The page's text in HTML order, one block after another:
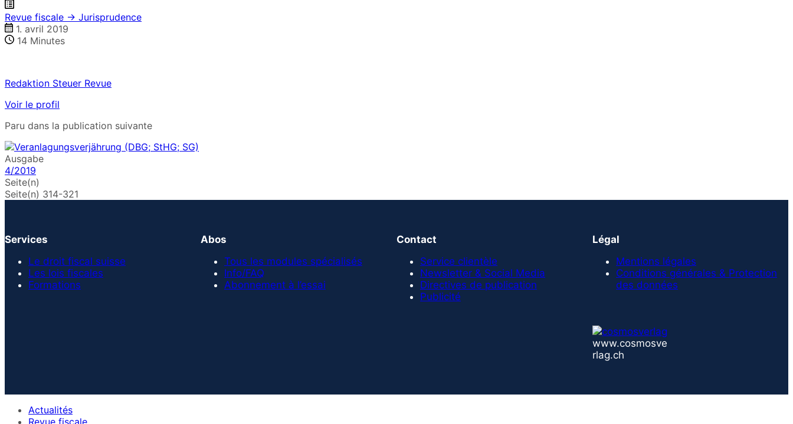
Revue fiscale → Jurisprudence
1. avril 2019
14 Minutes
Redaktion Steuer Revue
Voir le profil
Paru dans la publication suivante
Ausgabe
4/2019
Seite(n)
Seite(n) 314-321
Services
Le droit fiscal suisse
Les lois fiscales
Formations
Abos
Tous les modules spécialisés
Info/FAQ
Abonnement à l’essai
Contact
Service clientèle
Newsletter & Social Media
Directives de publication
Publicité
Légal
Mentions légales
Conditions générales & Protection
des données
www.cosmosve
rlag.ch
Actualités
Revue fiscale